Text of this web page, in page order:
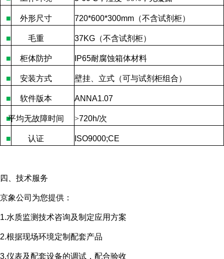
■ 外形尺寸 720*600*300mm （不含试剂柜）
■ 毛重 37KG （不含试剂柜）
■ 柜体防护 IP65耐腐蚀箱体材料
■ 安装方式 壁挂、立式（可与试剂柜组合）
■ 软件版本 ANNA1.07
■平均无故障时间 >720h/次
■ 认证 ISO9000;CE
四、技术服务
京象公司为您提供：
1.水质监测技术咨询及制定应用方案
2.根据现场环境定制配套产品
3.仪表及配套设备的调试，配合验收